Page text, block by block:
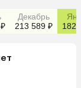
Декабрь
213 589 ₽
182